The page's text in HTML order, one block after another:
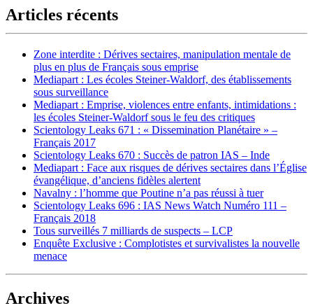
Articles récents
Zone interdite : Dérives sectaires, manipulation mentale de
plus en plus de Français sous emprise
Mediapart : Les écoles Steiner-Waldorf, des établissements
sous surveillance
Mediapart : Emprise, violences entre enfants, intimidations :
les écoles Steiner-Waldorf sous le feu des critiques
Scientology Leaks 671 : « Dissemination Planétaire » –
Français 2017
Scientology Leaks 670 : Succès de patron IAS – Inde
Mediapart : Face aux risques de dérives sectaires dans l’Église
évangélique, d’anciens fidèles alertent
Navalny : l’homme que Poutine n’a pas réussi à tuer
Scientology Leaks 696 : IAS News Watch Numéro 111 –
Français 2018
Tous surveillés 7 milliards de suspects – LCP
Enquête Exclusive : Complotistes et survivalistes la nouvelle
menace
Archives